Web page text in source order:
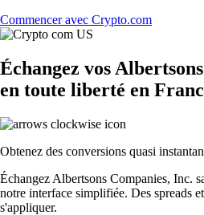
Commencer avec Crypto.com
Échangez vos
en toute liberté en
Obtenez des conversions quasi
Échangez Albertsons Companies, Inc.
notre interface simplifiée. Des spreads
s'appliquer.